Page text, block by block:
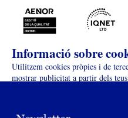
Avís legal
Protecció de dades
Portal de transparència
Informació sobre
Utilitzem cookies pròpies i de
mostrar publicitat a partir dels